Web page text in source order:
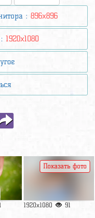
: 896x896
1920x1080
1920x1080 91
Показать фото